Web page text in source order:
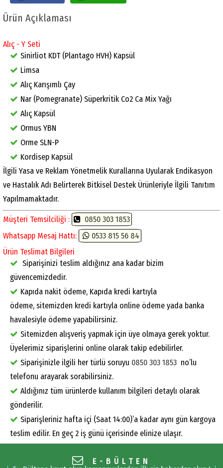
Ürün Açıklaması
Alıç - Y Seti
Sinirliot KDT (Plantago HVH) Kapsül
Limsa
Alıç Karışımlı Çay
Nar (Pomegranate) Süperkritik Co2 Ca Mix Yağı
Alıç Kapsül
Ormus YBN
Orme SLN-P
Kordisep Kapsül
İlgili Yasa ve Reklam Yönetmelik Kurallarına Uyularak Endikasyon
ve Hastalık Adı Belirterek Bitkisel Destek Ürünleriyle İlgili Tanıtım
Yapılmamaktadır.
Müşteri Temsilciliği :
0850 303 1853
Whatsapp Mesaj Hattı:
0533 815 56 84
Ürün Teslimat Bilgileri
Siparişinizi teslim aldığınız ana kadar bizim
güvencemizdedir.
Kapıda nakit ödeme, Kapıda kredi kartıyla
ödeme, sitemizden kredi kartıyla online ödeme yada banka
havalesiyle ödeme yapabilirsiniz.
Sitemizden alışveriş yapmak için üye olmaya gerek yoktur.
Üyelerimiz siparişlerini online olarak takip edebilirler.
Siparişinizle ilgili her türlü soruyu 0850 303 1853 no’lu
telefonu arayarak sorabilirsiniz.
Aldığınız tüm ürünlerde kullanım bilgileri detaylı olarak
gönderilir.
Siparişleriniz hafta içi (Saat 14:00)’a kadar aynı gün kargoya
teslim edilir. En geç 2 iş günü içerisinde elinize ulaşır.
E-BÜLTEN